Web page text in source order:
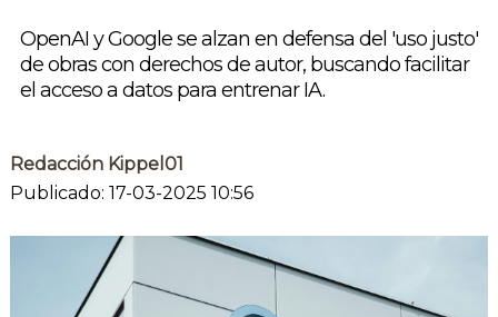
OpenAI y Google se alzan en defensa del 'uso justo'
de obras con derechos de autor, buscando facilitar
el acceso a datos para entrenar IA.
Redacción Kippel01
Publicado: 17-03-2025 10:56